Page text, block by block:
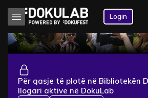
Login
Për qasje të plotë në Bibliotekën
llogari aktive në DokuLab